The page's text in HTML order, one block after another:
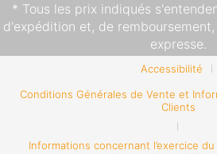
* Tous les prix indiqués
d'expédition et, de
expresse.
Accessibilité
Conditions Générales de Vente et
Clients
Informations concernant l’exercice